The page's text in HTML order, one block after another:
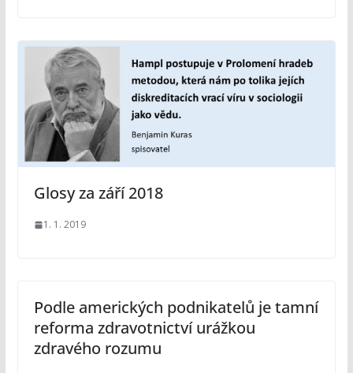
Glosy za září 2018
1. 1. 2019
Podle amerických podnikatelů je tamní
reforma zdravotnictví urážkou
zdravého rozumu